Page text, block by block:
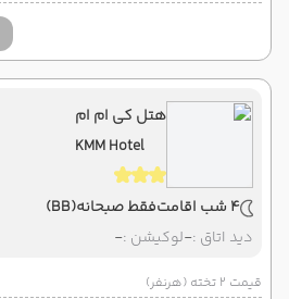
هتل کی ام ام
KMM Hotel
4 شب اقامت فقط صبحانه(BB)
دید اتاق :-لوکیشن :-
قیمت 2 تخته (هرنفر)